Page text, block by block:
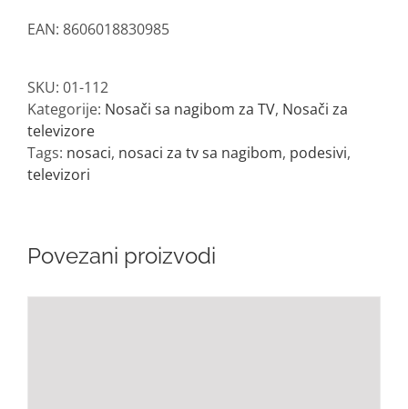
EAN: 8606018830985
SKU: 01-112
Kategorije: Nosači sa nagibom za TV, Nosači za
televizore
Tags: nosaci, nosaci za tv sa nagibom, podesivi,
televizori
Povezani proizvodi